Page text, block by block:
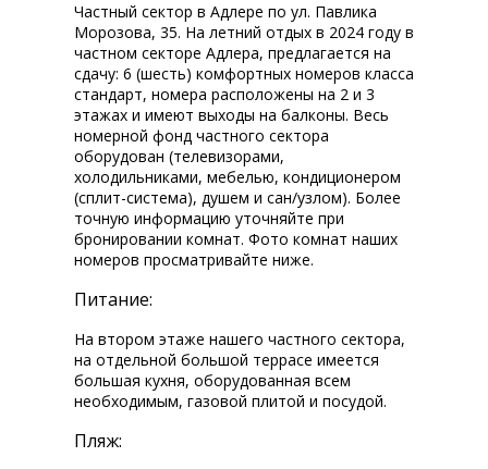
Частный сектор в Адлере по ул. Павлика
Морозова, 35. На летний отдых в 2024 году в
частном секторе Адлера, предлагается на
сдачу: 6 (шесть) комфортных номеров класса
стандарт, номера расположены на 2 и 3
этажах и имеют выходы на балконы. Весь
номерной фонд частного сектора
оборудован (телевизорами,
холодильниками, мебелью, кондиционером
(сплит-система), душем и сан/узлом). Более
точную информацию уточняйте при
бронировании комнат. Фото комнат наших
номеров просматривайте ниже.
Питание:
На втором этаже нашего частного сектора,
на отдельной большой террасе имеется
большая кухня, оборудованная всем
необходимым, газовой плитой и посудой.
Пляж: